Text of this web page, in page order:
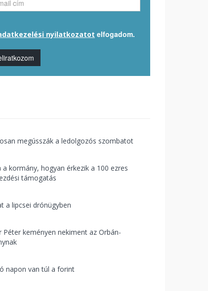
nyilatkozatot elfogadom.
megússzák a ledolgozós szombatot
a kormány, hogyan érkezik a 100 ezres
támogatás
a lipcsei drónügyben
Péter keményen nekiment az Orbán-
napon van túl a forint